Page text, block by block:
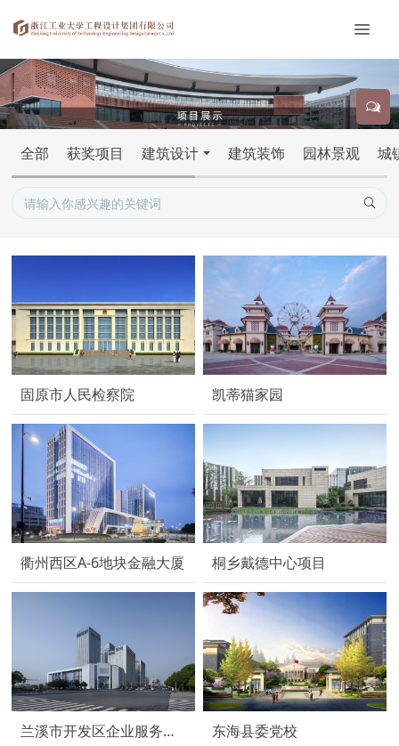
全部 获奖项目 建筑设计 建筑装饰 园林景观 城
固原市人民检察院 凯蒂猫家园
衢州西区A-6地块金融大厦 桐乡戴德中心项目
兰溪市开发区企业服务中心与总部大楼 东海县委党校